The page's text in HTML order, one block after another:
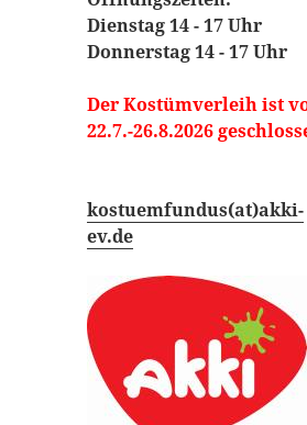
Dienstag 14 - 17 Uhr
Donnerstag 14 - 17 Uhr
Der Kostümverleih ist
22.7.-26.8.2026
kostuemfundus(at)akki-
ev.de